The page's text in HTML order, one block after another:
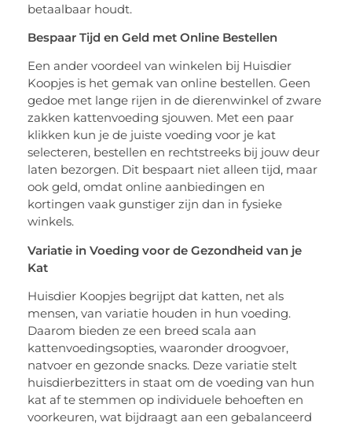
betaalbaar houdt.
Bespaar Tijd en Geld met Online Bestellen
Een ander voordeel van winkelen bij Huisdier
Koopjes is het gemak van online bestellen. Geen
gedoe met lange rijen in de dierenwinkel of zware
zakken kattenvoeding sjouwen. Met een paar
klikken kun je de juiste voeding voor je kat
selecteren, bestellen en rechtstreeks bij jouw deur
laten bezorgen. Dit bespaart niet alleen tijd, maar
ook geld, omdat online aanbiedingen en
kortingen vaak gunstiger zijn dan in fysieke
winkels.
Variatie in Voeding voor de Gezondheid van je
Kat
Huisdier Koopjes begrijpt dat katten, net als
mensen, van variatie houden in hun voeding.
Daarom bieden ze een breed scala aan
kattenvoedingsopties, waaronder droogvoer,
natvoer en gezonde snacks. Deze variatie stelt
huisdierbezitters in staat om de voeding van hun
kat af te stemmen op individuele behoeften en
voorkeuren, wat bijdraagt aan een gebalanceerd